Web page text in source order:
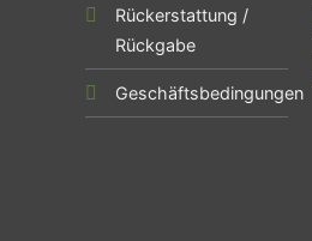
Rückerstattung /
Rückgabe
Geschäftsbedingungen